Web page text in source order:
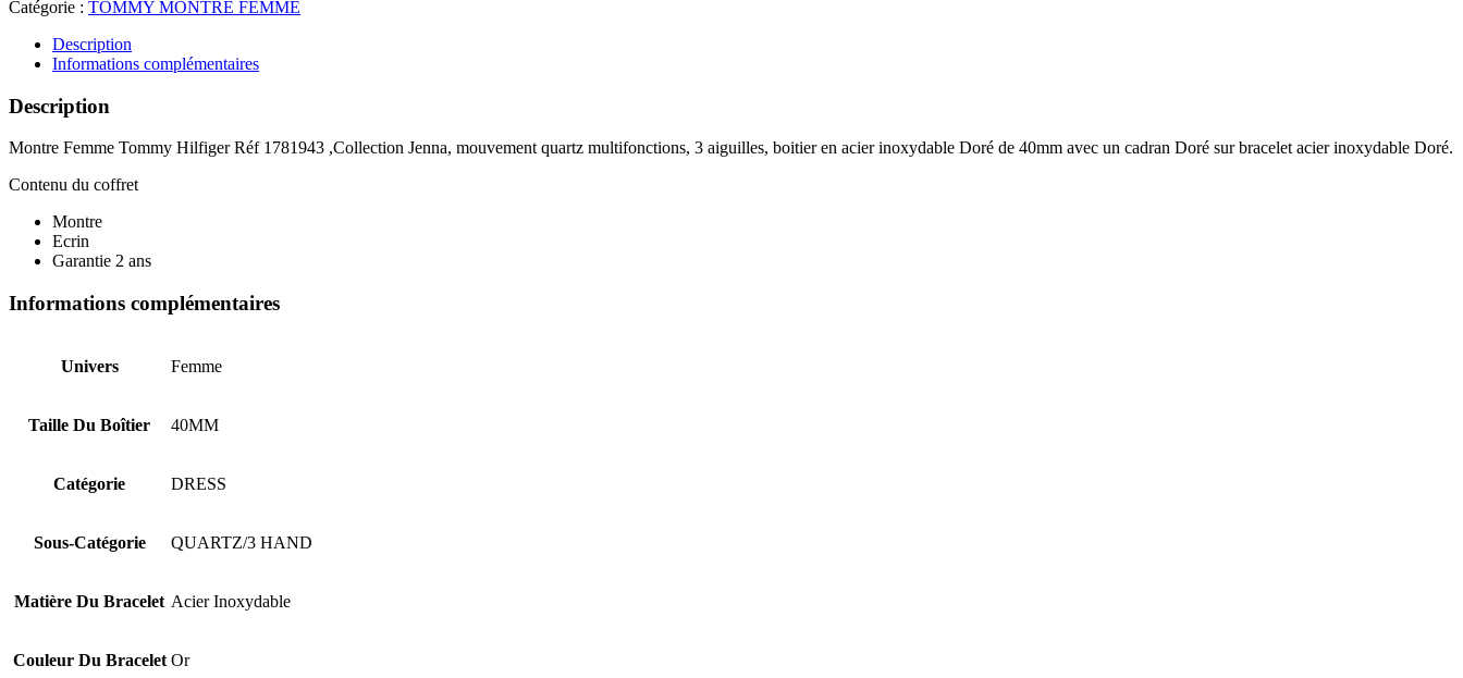
Catégorie : TOMMY MONTRE FEMME
Description
Informations complémentaires
Description
Montre Femme Tommy Hilfiger Réf 1781943 ,Collection Jenna, mouvement quartz multifonctions, 3 aiguilles, boitier en acier inoxydable Doré de 40mm avec un cadran Doré sur bracelet acier inoxydable Doré.
Contenu du coffret
Montre
Ecrin
Garantie 2 ans
Informations complémentaires
Univers Femme
Taille Du Boîtier 40MM
Catégorie DRESS
Sous-Catégorie QUARTZ/3 HAND
Matière Du Bracelet Acier Inoxydable
Couleur Du Bracelet Or